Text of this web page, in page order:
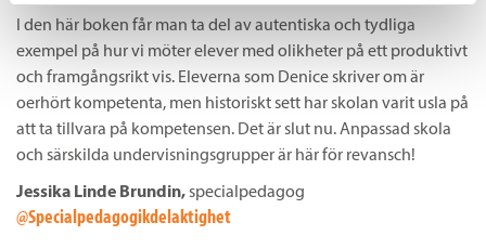
I den här boken får man ta del av autentiska och tydliga
exempel på hur vi möter elever med olikheter på ett produktivt
och framgångsrikt vis. Eleverna som Denice skriver om är
oerhört kompetenta, men historiskt sett har skolan varit usla på
att ta tillvara på kompetensen. Det är slut nu. Anpassad skola
och särskilda undervisningsgrupper är här för revansch!
Jessika Linde Brundin,specialpedagog
@Specialpedagogikdelaktighet